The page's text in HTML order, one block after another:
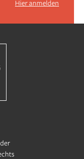
Hier anmelden